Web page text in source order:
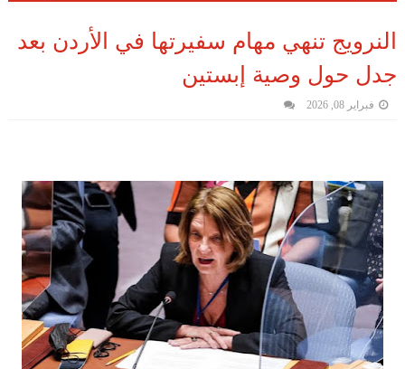
النرويج تنهي مهام سفيرتها في الأردن بعد
جدل حول وصية إبستين
فبراير 08, 2026